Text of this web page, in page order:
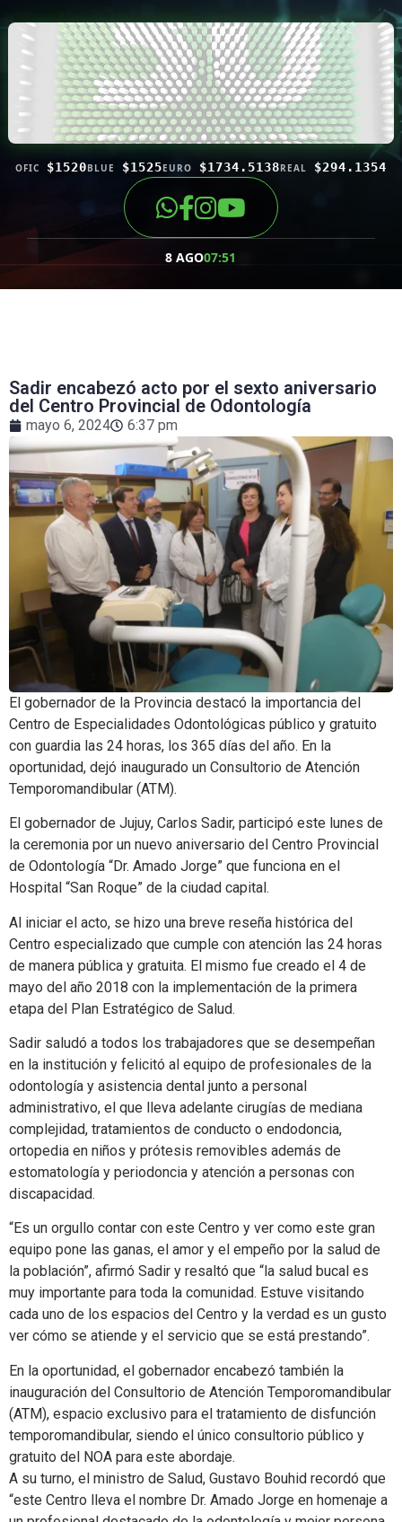
OFIC $1520BLUE $1525EURO $1734.5138REAL $294.1354
8 AGO07:51
Sadir encabezó acto por el sexto aniversario
del Centro Provincial de Odontología
mayo 6, 2024 6:37 pm
El gobernador de la Provincia destacó la importancia del
Centro de Especialidades Odontológicas público y gratuito
con guardia las 24 horas, los 365 días del año. En la
oportunidad, dejó inaugurado un Consultorio de Atención
Temporomandibular (ATM).
El gobernador de Jujuy, Carlos Sadir, participó este lunes de
la ceremonia por un nuevo aniversario del Centro Provincial
de Odontología “Dr. Amado Jorge” que funciona en el
Hospital “San Roque” de la ciudad capital.
Al iniciar el acto, se hizo una breve reseña histórica del
Centro especializado que cumple con atención las 24 horas
de manera pública y gratuita. El mismo fue creado el 4 de
mayo del año 2018 con la implementación de la primera
etapa del Plan Estratégico de Salud.
Sadir saludó a todos los trabajadores que se desempeñan
en la institución y felicitó al equipo de profesionales de la
odontología y asistencia dental junto a personal
administrativo, el que lleva adelante cirugías de mediana
complejidad, tratamientos de conducto o endodoncia,
ortopedia en niños y prótesis removibles además de
estomatología y periodoncia y atención a personas con
discapacidad.
“Es un orgullo contar con este Centro y ver como este gran
equipo pone las ganas, el amor y el empeño por la salud de
la población”, afirmó Sadir y resaltó que “la salud bucal es
muy importante para toda la comunidad. Estuve visitando
cada uno de los espacios del Centro y la verdad es un gusto
ver cómo se atiende y el servicio que se está prestando”.
En la oportunidad, el gobernador encabezó también la
inauguración del Consultorio de Atención Temporomandibular
(ATM), espacio exclusivo para el tratamiento de disfunción
temporomandibular, siendo el único consultorio público y
gratuito del NOA para este abordaje.
A su turno, el ministro de Salud, Gustavo Bouhid recordó que
“este Centro lleva el nombre Dr. Amado Jorge en homenaje a